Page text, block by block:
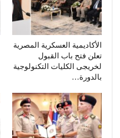
الأكاديمية العسكرية المصرية
تعلن فتح باب القبول
لخريجى الكليات التكنولوجية
بالدورة…